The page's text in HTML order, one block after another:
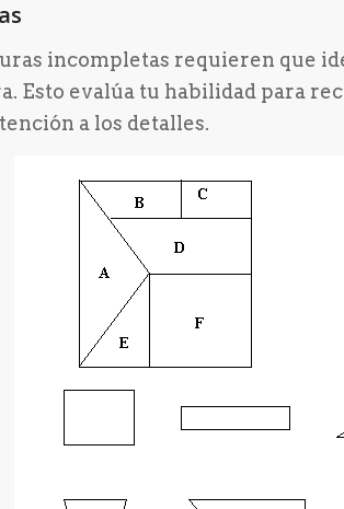
incompletas requieren que
Esto evalúa tu habilidad para
a los detalles.